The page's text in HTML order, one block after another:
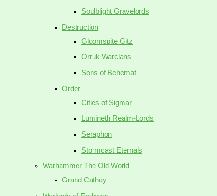
Soulblight Gravelords
Destruction
Gloomspite Gitz
Orruk Warclans
Sons of Behemat
Order
Cities of Sigmar
Lumineth Realm-Lords
Seraphon
Stormcast Eternals
Warhammer The Old World
Grand Cathay